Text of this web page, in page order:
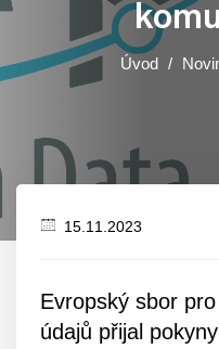
Úvod
15.11.2023
Evropský sbor
údajů přijal